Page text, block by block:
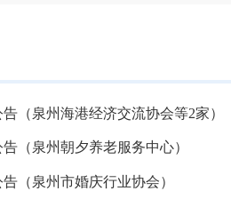
（泉州海港经济交流协会等2家）
（泉州朝夕养老服务中心）
（泉州市婚庆行业协会）